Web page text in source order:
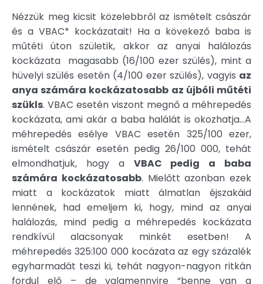
Nézzük meg kicsit közelebbről az ismételt császár
és a VBAC* kockázatait! Ha a kövekező baba is
műtéti úton születik, akkor az anyai halálozás
kockázata magasabb (16/100 ezer szülés), mint a
hüvelyi szülés esetén (4/100 ezer szülés), vagyis az
anya számára kockázatosabb az újbóli műtéti
szükls. VBAC esetén viszont megnő a méhrepedés
kockázata, ami akár a baba halálát is okozhatja…A
méhrepedés esélye VBAC esetén 325/100 ezer,
ismételt császár esetén pedig 26/100 000, tehát
elmondhatjuk, hogy a VBAC pedig a baba
számára kockázatosabb. Mielőtt azonban ezek
miatt a kockázatok miatt álmatlan éjszakáid
lennének, had emeljem ki, hogy, mind az anyai
halálozás, mind pedig a méhrepedés kockázata
rendkívül alacsonyak minkét esetben! A
méhrepedés 325:100 000 kocázata az egy százalék
egyharmadát teszi ki, tehát nagyon-nagyon ritkán
fordul elő – de valamennyire “benne van a